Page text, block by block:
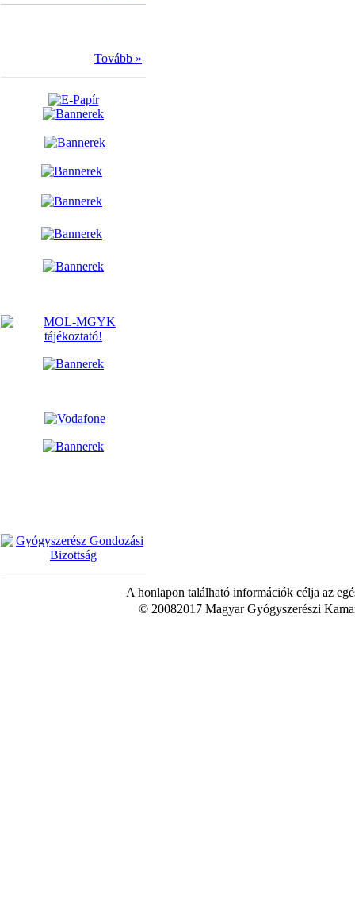
Tovább »
A honlapon található információk célja az
© 20082017 Magyar Gyógyszerészi